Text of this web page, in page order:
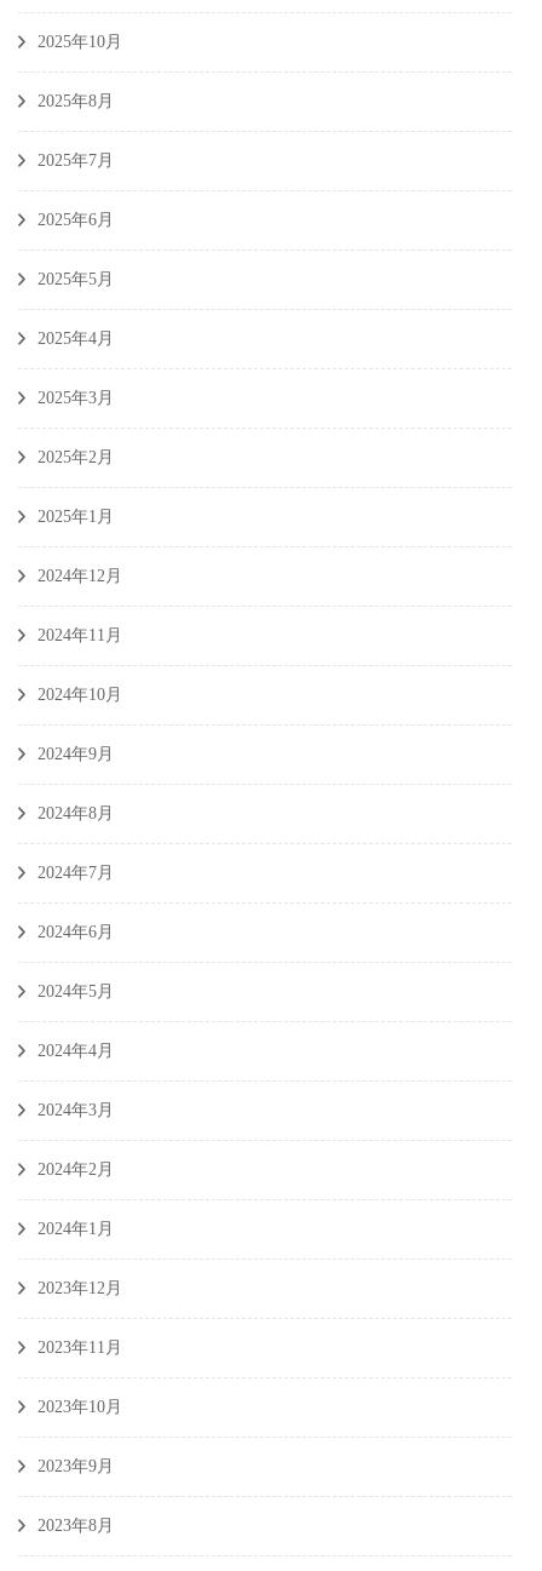
2025年10月
2025年8月
2025年7月
2025年6月
2025年5月
2025年4月
2025年3月
2025年2月
2025年1月
2024年12月
2024年11月
2024年10月
2024年9月
2024年8月
2024年7月
2024年6月
2024年5月
2024年4月
2024年3月
2024年2月
2024年1月
2023年12月
2023年11月
2023年10月
2023年9月
2023年8月